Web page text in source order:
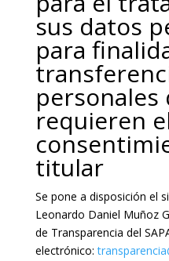
sus datos
para
personales
requieren
titular
Se pone a disposición el
Leonardo Daniel Muñoz
de Transparencia del
electrónico: